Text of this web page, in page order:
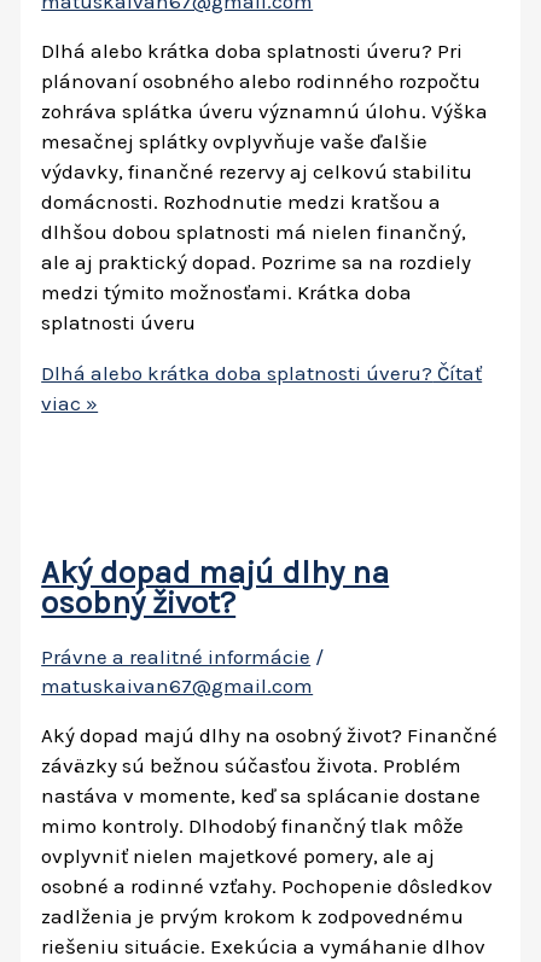
Dlhá alebo krátka doba splatnosti úveru? Pri
plánovaní osobného alebo rodinného rozpočtu
zohráva splátka úveru významnú úlohu. Výška
mesačnej splátky ovplyvňuje vaše ďalšie
výdavky, finančné rezervy aj celkovú stabilitu
domácnosti. Rozhodnutie medzi kratšou a
dlhšou dobou splatnosti má nielen finančný,
ale aj praktický dopad. Pozrime sa na rozdiely
medzi týmito možnosťami. Krátka doba
splatnosti úveru
Dlhá alebo krátka doba splatnosti úveru? Čítať
viac »
Aký dopad majú dlhy na
osobný život?
Právne a realitné informácie /
matuskaivan67@gmail.com
Aký dopad majú dlhy na osobný život? Finančné
záväzky sú bežnou súčasťou života. Problém
nastáva v momente, keď sa splácanie dostane
mimo kontroly. Dlhodobý finančný tlak môže
ovplyvniť nielen majetkové pomery, ale aj
osobné a rodinné vzťahy. Pochopenie dôsledkov
zadlženia je prvým krokom k zodpovednému
riešeniu situácie. Exekúcia a vymáhanie dlhov